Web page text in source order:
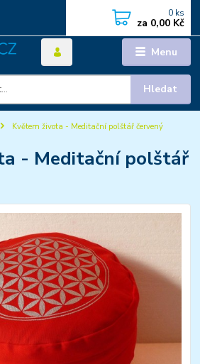
Menu
Hledat
0 ks
za 0,00 Kč
Květem života - Meditační polštář červený
- Meditační polštář